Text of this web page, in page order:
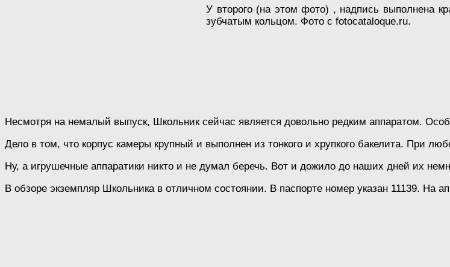
У второго (на этом фото) , надпись выполнена
зубчатым кольцом. Фото с fotocataloque.ru.
Несмотря на немалый выпуск, Школьник сейчас является довольно редким аппаратом.
Дело в том, что корпус камеры крупный и выполнен из тонкого и хрупкого бакелита. При
Ну, а игрушечные аппаратики никто и не думал беречь. Вот и дожило до наших дней их
В обзоре экземпляр Школьника в отличном состоянии. В паспорте номер указан 11139. На